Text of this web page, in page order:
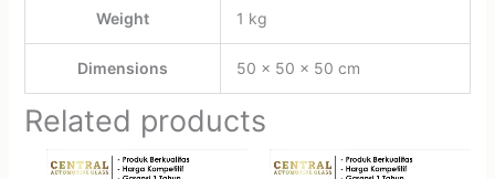
Weight 1 kg
Dimensions 50 × 50 × 50 cm
Related products